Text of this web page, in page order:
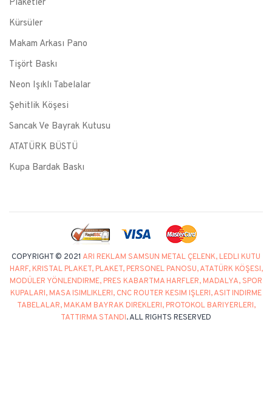
Plaketler
Kürsüler
Makam Arkası Pano
Tişört Baskı
Neon Işıklı Tabelalar
Şehitlik Köşesi
Sancak Ve Bayrak Kutusu
ATATÜRK BÜSTÜ
Kupa Bardak Baskı
COPYRIGHT © 2021 ARI REKLAM SAMSUN METAL ÇELENK, LEDLI KUTU
HARF, KRISTAL PLAKET, PLAKET, PERSONEL PANOSU, ATATÜRK KÖŞESI,
MODÜLER YÖNLENDIRME, PRES KABARTMA HARFLER, MADALYA, SPOR
KUPALARI, MASA ISIMLIKLERI, CNC ROUTER KESIM IŞLERI, ASIT INDIRME
TABELALAR, MAKAM BAYRAK DIREKLERI, PROTOKOL BARIYERLERI,
TATTIRMA STANDI. ALL RIGHTS RESERVED